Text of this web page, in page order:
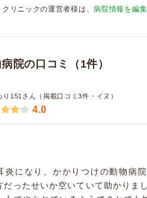
クリニックの運営者様は、病院情報を編集
院の口コミ（1件）
り151さん（掲載口コミ3件・イヌ）
4.0
炎になり、かかりつけの動物病
だったせいか空いていて助かりまし